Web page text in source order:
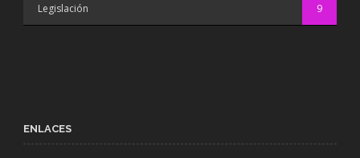
Legislación 9
ENLACES